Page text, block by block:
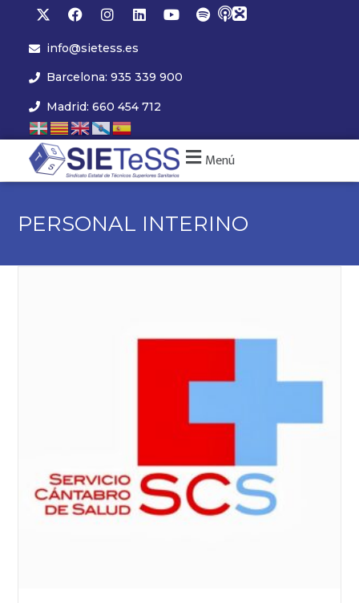
info@sietess.es
Barcelona: 935 339 900
Madrid: 660 454 712
Menú
PERSONAL INTERINO